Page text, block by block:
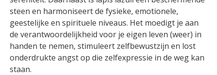
steen en harmoniseert de fysieke, emotionele,
geestelijke en spirituele niveaus. Het moedigt je aan
de verantwoordelijkheid voor je eigen leven (weer) in
handen te nemen, stimuleert zelfbewustzijn en lost
onderdrukte angst op die zelfexpressie in de weg kan
staan.